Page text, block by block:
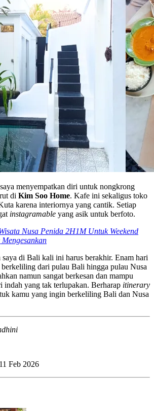
menyempatkan diri untuk nongkrong
di Kim Soo Home. Kafe ini sekaligus toko
karena interiornya yang cantik. Setiap
instagramable yang asik untuk berfoto.
Nusa Penida 2H1M Untuk Weekend
saya di Bali kali ini harus berakhir. Enam hari
berkeliling dari pulau Bali hingga pulau Nusa
namun sangat berkesan dan mampu
indah yang tak terlupakan. Berharap itinerary
kamu yang ingin berkeliling Bali dan Nusa
11 Feb 2026